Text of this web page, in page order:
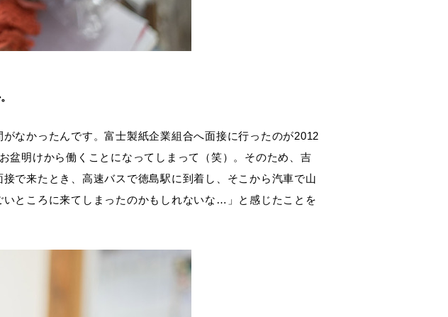
なかったんです。富士製紙企業組合へ面接に行ったのが2012
盆明けから働くことになってしまって（笑）。そのため、吉
で来たとき、高速バスで徳島駅に到着し、そこから汽車で山
ところに来てしまったのかもしれないな…」と感じたことを